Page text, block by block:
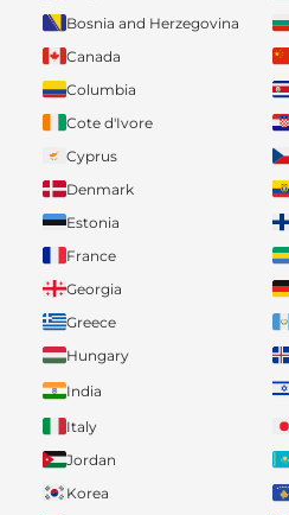
Bosnia and Herzegovina
Canada
Columbia
Cote d'Ivore
Cyprus
Denmark
Estonia
France
Georgia
Greece
Hungary
India
Italy
Jordan
Korea